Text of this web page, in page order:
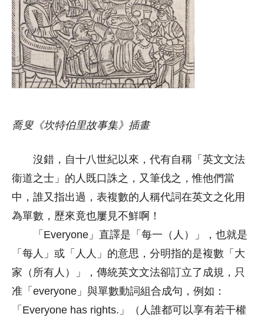
喬叟《坎特伯里故事集》插畫
沒錯，自十八世紀以來，代有自稱「英文文法
衞道之士」的人既口誅之，又筆伐之，惟他們當
中，誰又指出過，表複數的人稱代詞在英文之化用
為單數，歷來竟也屢見不鮮啊！
「Everyone」直譯是「每一（人）」，也就是
「每人」或「人人」的意思，分明指的是複數「大
家（所有人）」，傳統英文文法卻訂立了成規，只
准「everyone」與單數動詞組合成句，例如：
「Everyone has rights.」（人誰都可以享有若干權